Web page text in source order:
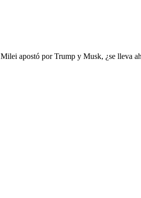
Milei apostó por Trump y Musk, ¿se lleva